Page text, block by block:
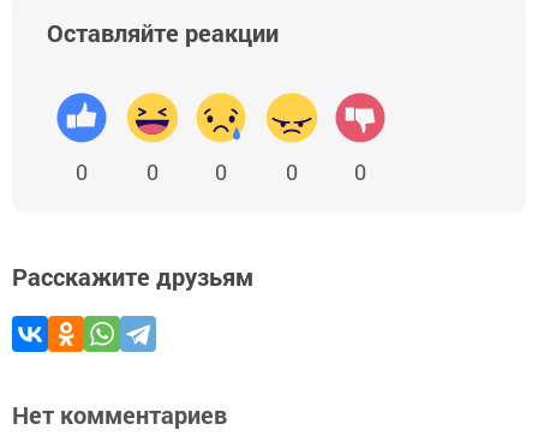
Оставляйте реакции
0 0 0 0 0
Расскажите друзьям
Нет комментариев